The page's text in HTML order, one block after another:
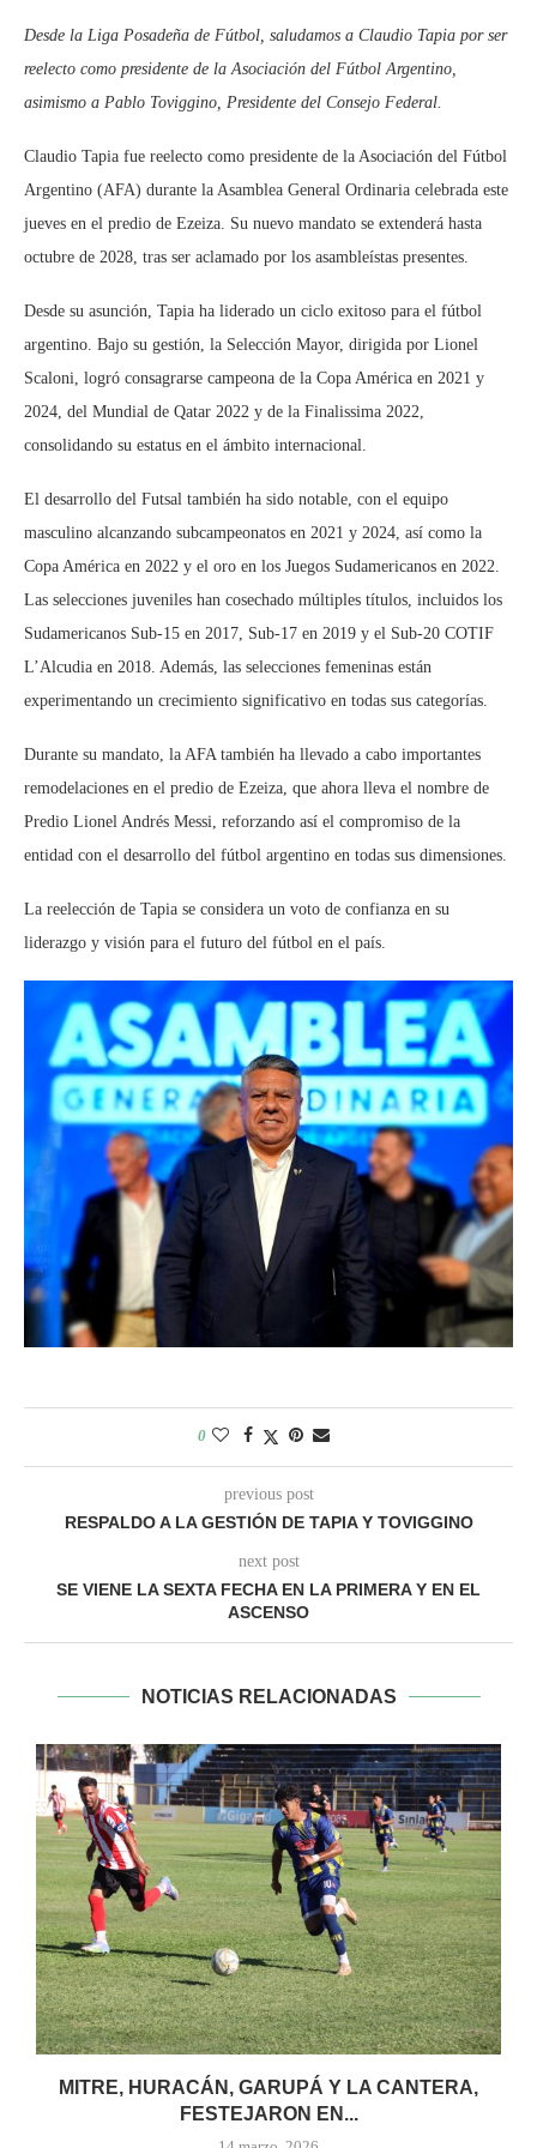
Desde la Liga Posadeña de Fútbol, saludamos a Claudio Tapia por ser
reelecto como presidente de la Asociación del Fútbol Argentino,
asimismo a Pablo Toviggino, Presidente del Consejo Federal.
Claudio Tapia fue reelecto como presidente de la Asociación del Fútbol
Argentino (AFA) durante la Asamblea General Ordinaria celebrada este
jueves en el predio de Ezeiza. Su nuevo mandato se extenderá hasta
octubre de 2028, tras ser aclamado por los asambleístas presentes.
Desde su asunción, Tapia ha liderado un ciclo exitoso para el fútbol
argentino. Bajo su gestión, la Selección Mayor, dirigida por Lionel
Scaloni, logró consagrarse campeona de la Copa América en 2021 y
2024, del Mundial de Qatar 2022 y de la Finalissima 2022,
consolidando su estatus en el ámbito internacional.
El desarrollo del Futsal también ha sido notable, con el equipo
masculino alcanzando subcampeonatos en 2021 y 2024, así como la
Copa América en 2022 y el oro en los Juegos Sudamericanos en 2022.
Las selecciones juveniles han cosechado múltiples títulos, incluidos los
Sudamericanos Sub-15 en 2017, Sub-17 en 2019 y el Sub-20 COTIF
L’Alcudia en 2018. Además, las selecciones femeninas están
experimentando un crecimiento significativo en todas sus categorías.
Durante su mandato, la AFA también ha llevado a cabo importantes
remodelaciones en el predio de Ezeiza, que ahora lleva el nombre de
Predio Lionel Andrés Messi, reforzando así el compromiso de la
entidad con el desarrollo del fútbol argentino en todas sus dimensiones.
La reelección de Tapia se considera un voto de confianza en su
liderazgo y visión para el futuro del fútbol en el país.
0
previous post
RESPALDO A LA GESTIÓN DE TAPIA Y TOVIGGINO
next post
SE VIENE LA SEXTA FECHA EN LA PRIMERA Y EN EL
ASCENSO
NOTICIAS RELACIONADAS
MITRE, HURACÁN, GARUPÁ Y LA CANTERA,
FESTEJARON EN...